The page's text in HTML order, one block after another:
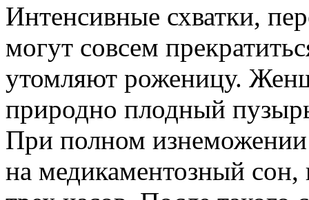
Интенсивные схватки,
могут совсем
утомляют роженицу.
природно плодный
При полном
на медикаментозный сон,